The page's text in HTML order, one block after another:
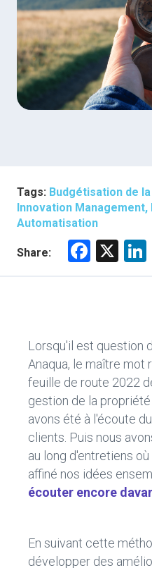
Tags: Budgétisation de
Innovation
Automatisation
Share:
F
o
ok
X
Lorsqu'il est question
Anaqua, le maître mot
feuille de route 2022
gestion de la
avons été à l'écoute
clients. Puis nous
au long d'entretiens
affiné nos idées
écouter encore
En suivant cette
développer des